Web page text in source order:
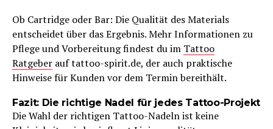
Ob Cartridge oder Bar: Die Qualität des Materials
entscheidet über das Ergebnis. Mehr Informationen zu
Pflege und Vorbereitung findest du im Tattoo
Ratgeber auf tattoo-spirit.de, der auch praktische
Hinweise für Kunden vor dem Termin bereithält.
Fazit: Die richtige Nadel für jedes Tattoo-Projekt
Die Wahl der richtigen Tattoo-Nadeln ist keine